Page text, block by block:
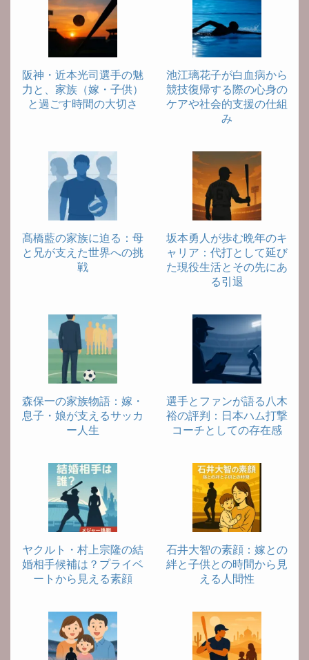
阪神・近本光司選手の魅
力と、家族（嫁・子供）
と過ごす時間の大切さ
池江璃花子が白血病から
競技復帰する際の心身の
ケアや社会的支援の仕組
み
髙橋藍の家族に迫る：母
と兄が支えた世界への挑
戦
坂本勇人が歩む晩年のキ
ャリア：代打として延び
た現役生活とその先にあ
る引退
森保一の家族物語：嫁・
息子・娘が支えるサッカ
ー人生
選手とファンが語る八木
裕の評判：日本ハム打撃
コーチとしての存在感
ヤクルト・村上宗隆の結
婚相手候補は？プライベ
ートから見える素顔
石井大智の素顔：嫁との
絆と子供との時間から見
える人間性